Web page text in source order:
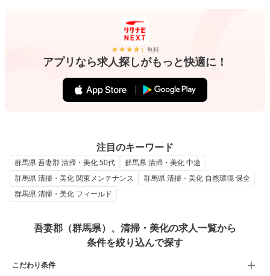
無料
アプリなら求人探しがもっと快適に！
注目のキーワード
群馬県 吾妻郡 清掃・美化 50代
群馬県 清掃・美化 中途
群馬県 清掃・美化 関東メンテナンス
群馬県 清掃・美化 自然環境 保全
群馬県 清掃・美化 フィールド
吾妻郡（群馬県）、清掃・美化の求人一覧から
条件を絞り込んで探す
こだわり条件